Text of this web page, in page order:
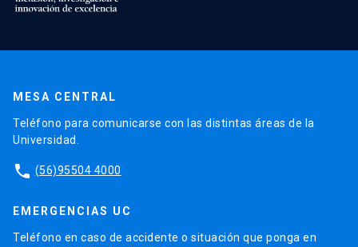
MESA CENTRAL
Teléfono para comunicarse con las distintas áreas de la
Universidad.
phone (56)95504 4000
EMERGENCIAS UC
Teléfono en caso de accidente o situación que ponga en